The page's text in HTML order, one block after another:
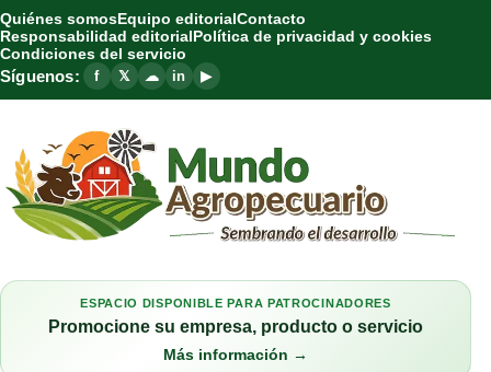
Quiénes somosEquipo editorialContacto
Responsabilidad editorialPolítica de privacidad y cookies
Condiciones del servicio
Síguenos: f 𝕏 ☁ in ▶
ESPACIO DISPONIBLE PARA PATROCINADORES
Promocione su empresa, producto o servicio
Más información →